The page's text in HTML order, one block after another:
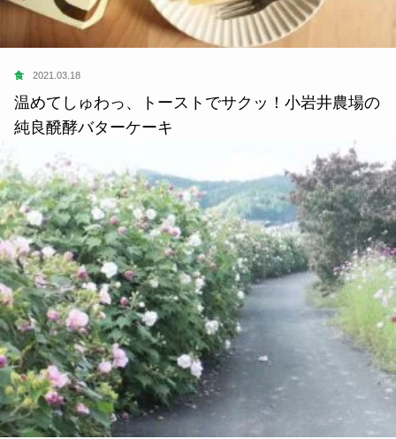
食 2021.03.18
温めてしゅわっ、トーストでサクッ！小岩井農場の
純良醗酵バターケーキ